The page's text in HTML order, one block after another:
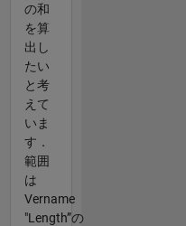
の和
を算
出し
たい
と考
えて
いま
す．
範囲
は
Vername
"Length”の